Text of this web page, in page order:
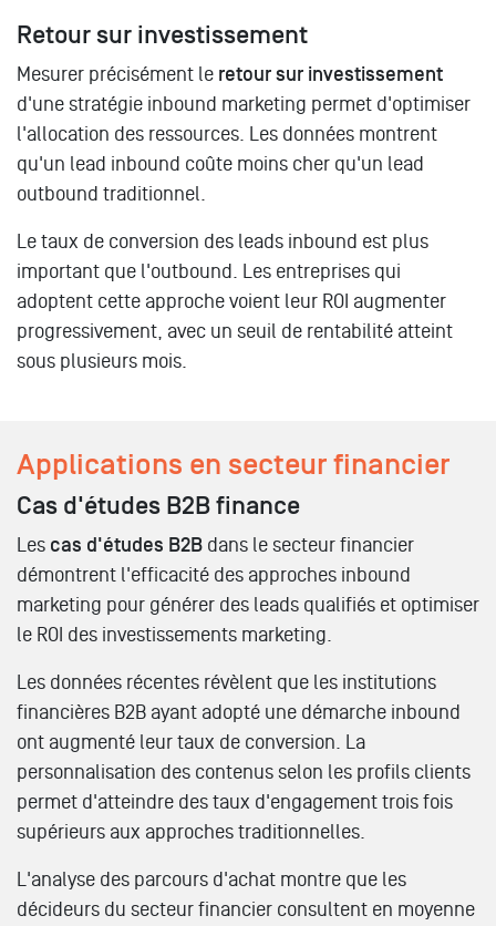
Retour sur investissement
Mesurer précisément le retour sur investissement
d'une stratégie inbound marketing permet d'optimiser
l'allocation des ressources. Les données montrent
qu'un lead inbound coûte moins cher qu'un lead
outbound traditionnel.
Le taux de conversion des leads inbound est plus
important que l'outbound. Les entreprises qui
adoptent cette approche voient leur ROI augmenter
progressivement, avec un seuil de rentabilité atteint
sous plusieurs mois.
Applications en secteur financier
Cas d'études B2B finance
Les cas d'études B2B dans le secteur financier
démontrent l'efficacité des approches inbound
marketing pour générer des leads qualifiés et optimiser
le ROI des investissements marketing.
Les données récentes révèlent que les institutions
financières B2B ayant adopté une démarche inbound
ont augmenté leur taux de conversion. La
personnalisation des contenus selon les profils clients
permet d'atteindre des taux d'engagement trois fois
supérieurs aux approches traditionnelles.
L'analyse des parcours d'achat montre que les
décideurs du secteur financier consultent en moyenne